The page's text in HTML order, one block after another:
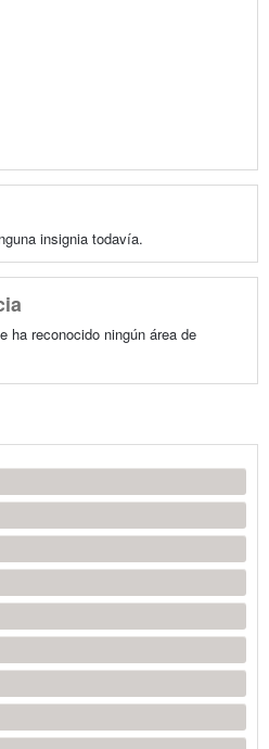
insignia todavía.
ha reconocido ningún área de